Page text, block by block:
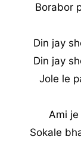
Borabor
Din jay
Din jay
Jole le
Ami
Sokale